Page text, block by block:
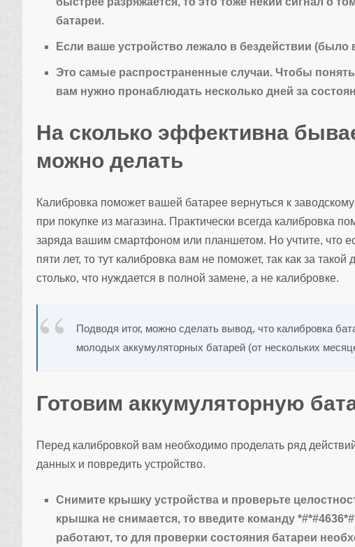
батареи.
Если ваше устройство лежало в бездействии
Это самые распространенные случаи. Чтобы
вам нужно пронаблюдать несколько дней за
На сколько эффективна
можно делать
Калибровка поможет вашей батарее вернуться к
при покупке из магазина. Практически всегда калибровка
заряда вашим смартфоном или планшетом. Но учтите, что
пяти лет, то тут калибровка вам не поможет, так как за
столько, что нуждается в полной замене, а не калибровке.
Подводя итог, можно сделать вывод, что калибровка
молодых аккумуляторных батарей (от нескольких
Готовим аккумуляторную
Перед калибровкой вам необходимо проделать ряд
данных и повредить устройство.
Снимите крышку устройства и проверьте
крышка не снимается, то введите команду
работают, то для проверки состояния батареи